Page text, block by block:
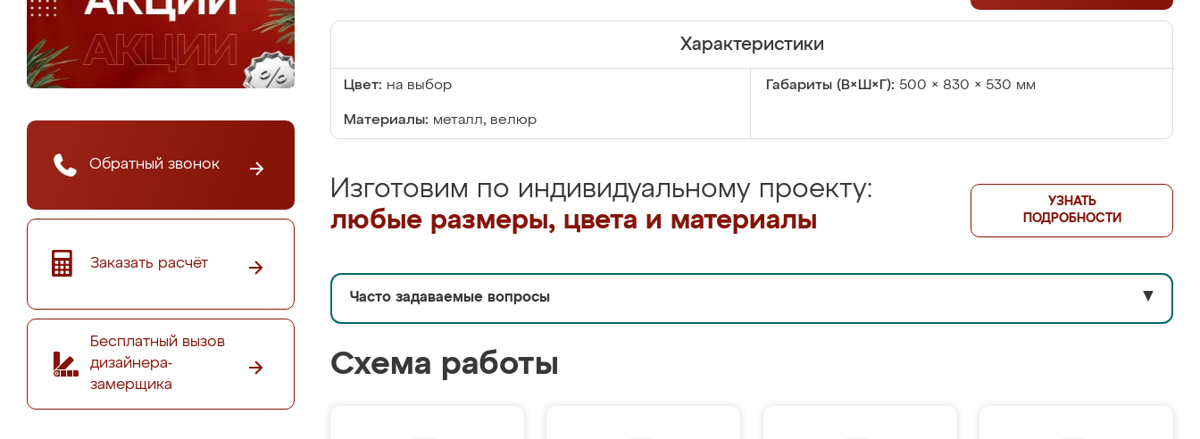
Обратный звонок
Заказать расчёт
Бесплатный вызов
дизайнера-
замерщика
Характеристики
Цвет: на выбор Габариты (В×Ш×Г): 500 × 830 × 530 мм
Материалы: металл, велюр
Изготовим по индивидуальному проекту:
любые размеры, цвета и материалы
УЗНАТЬ
ПОДРОБНОСТИ
Часто задаваемые вопросы ▼
Схема работы